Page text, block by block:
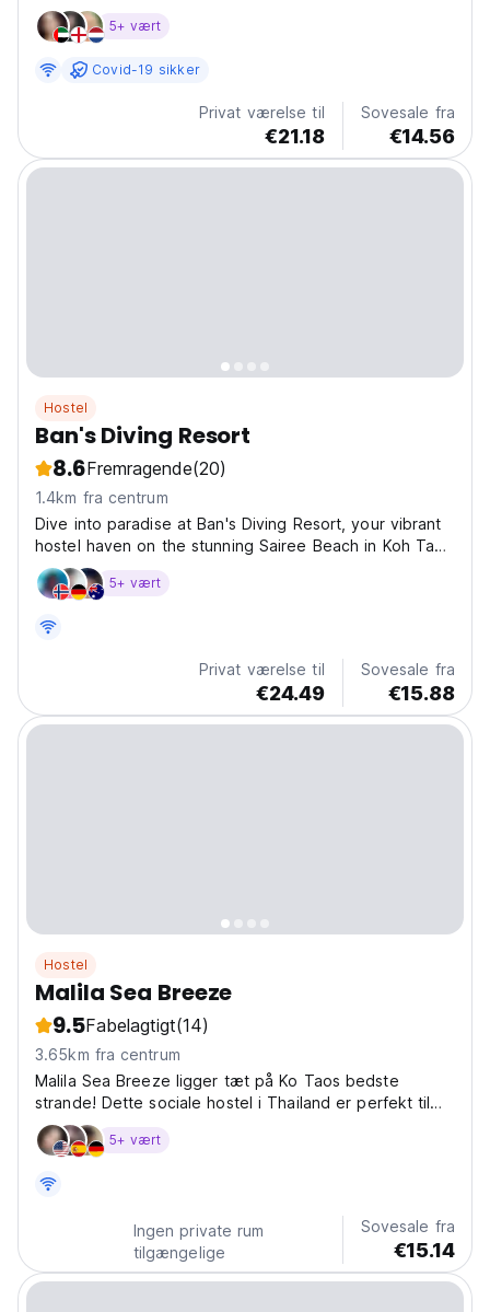
lounge, non-smoking rooms, and free WiFi throughout
the property. The property is set 600 metres from
5.2...
5+ vært
Covid-19 sikker
Privat værelse til
€21.18
Sovesale fra
€14.56
Hostel
Ban's Diving Resort
8.6Fremragende(20)
1.4km fra centrum
Dive into paradise at Ban's Diving Resort, your vibrant
hostel haven on the stunning Sairee Beach in Koh Tao!
Imagine waking up steps from the crystal-clear
turquoise waters, ready for a day of incredible diving
5+ vært
Privat værelse til
€24.49
Sovesale fra
€15.88
Hostel
Malila Sea Breeze
9.5Fabelagtigt(14)
3.65km fra centrum
Malila Sea Breeze ligger tæt på Ko Taos bedste
strande! Dette sociale hostel i Thailand er perfekt til
solorejsende, der leder efter ø-eventyr og dykning.
(Auto-translated from original language)
5+ vært
Ingen private rum
tilgængelige
Sovesale fra
€15.14